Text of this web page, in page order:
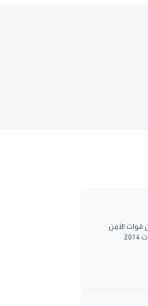
ترتيب أعوان قوات الأمن
الداخلي المتقاعدين والمتوفين والمعاد إدماجهم سنة 2011 المشمولين بأحكام الفصل 52 من القانون عدد 54 لسنة 2014 المؤرخ في 19 أوت 2014